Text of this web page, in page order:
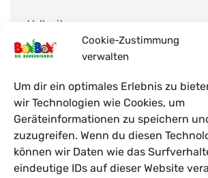
Cookie-Zustimmung
verwalten
Um dir ein optimales Erlebnis zu
wir Technologien wie Cookies, um
Geräteinformationen zu speichern
zuzugreifen. Wenn du diesen
können wir Daten wie das
eindeutige IDs auf dieser Website
Vollzeit
FACHKRAFT FÜR
SÜSSWARENTECHNOLOGE (M/W/D)
Sweet Tec GmbH
Details >
Vollzeit